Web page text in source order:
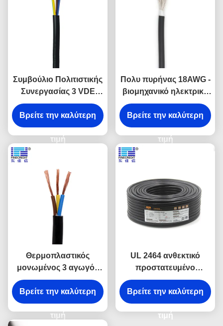
Συμβούλιο Πολιτιστικής
Συνεργασίας 3 VDE
ηλεκτρικό καλώδιο
πυρήνων, ηλεκτρικά
καλώδια PVC h03vv-φ
h05vv-φ
Βρείτε την καλύτερη
τιμή
Πολυ πυρήνας 18AWG -
βιομηχανικό ηλεκτρικό
καλώδιο UL 2464
26AWG εύκαμπτος
χαλκός
Βρείτε την καλύτερη
τιμή
Θερμοπλαστικός
μονωμένος 3 αγωγός
10 καλώδιο AWG,
βιομηχανικό καλώδιο
SJT/SJTW 500 FT
Βρείτε την καλύτερη
τιμή
UL 2464 ανθεκτικό
προστατευμένο
καλώδιο πετρελαίου
ηλεκτρικών καλωδίων
0.75mm προστατευμένο
20AWG βιομηχανικό
Βρείτε την καλύτερη
τιμή